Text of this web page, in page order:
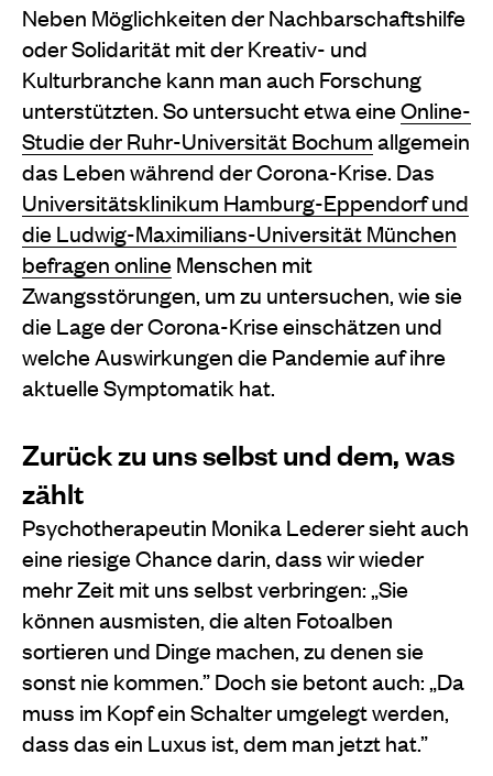
Neben Möglichkeiten der Nachbarschaftshilfe
oder Solidarität mit der Kreativ- und
Kulturbranche kann man auch Forschung
unterstützten. So untersucht etwa eineOnline-
Studie der Ruhr-Universität Bochumallgemein
das Leben während der Corona-Krise. Das
Universitätsklinikum Hamburg-Eppendorf und
die Ludwig-Maximilians-Universität München
befragen onlineMenschen mit
Zwangsstörungen, um zu untersuchen, wie sie
die Lage der Corona-Krise einschätzen und
welche Auswirkungen die Pandemie auf ihre
aktuelle Symptomatik hat.
Zurück zu uns selbst und dem, was
zählt
Psychotherapeutin Monika Lederer sieht auch
eine riesige Chance darin, dass wir wieder
mehr Zeit mit uns selbst verbringen: „Sie
können ausmisten, die alten Fotoalben
sortieren und Dinge machen, zu denen sie
sonst nie kommen.” Doch sie betont auch: „Da
muss im Kopf ein Schalter umgelegt werden,
dass das ein Luxus ist, dem man jetzt hat.”